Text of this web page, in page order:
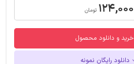
۱۲۴,۰۰۰ تومان
خرید و دانلود محصول
دانلود رایگان نمونه